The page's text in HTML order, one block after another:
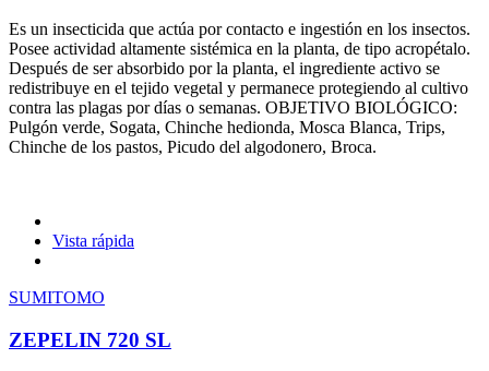
Es un insecticida que actúa por contacto e ingestión en los insectos.
Posee actividad altamente sistémica en la planta, de tipo acropétalo.
Después de ser absorbido por la planta, el ingrediente activo se
redistribuye en el tejido vegetal y permanece protegiendo al cultivo
contra las plagas por días o semanas. OBJETIVO BIOLÓGICO:
Pulgón verde, Sogata, Chinche hedionda, Mosca Blanca, Trips,
Chinche de los pastos, Picudo del algodonero, Broca.
Vista rápida
SUMITOMO
ZEPELIN 720 SL